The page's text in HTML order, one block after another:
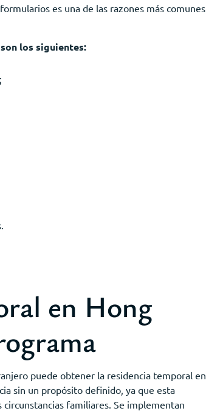
es una de las razones más comunes
los siguientes:
en Hong
puede obtener la residencia temporal en
sin un propósito definido, ya que esta
familiares. Se implementan